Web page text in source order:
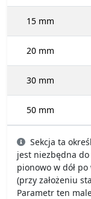
15 mm
20 mm
30 mm
50 mm
Sekcja ta
jest niezbędna
pionowo w dół
(przy założeniu
Parametr ten